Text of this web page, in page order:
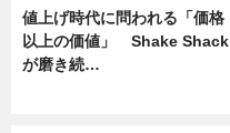
値上げ時代に問われる「価格
以上の価値」 Shake Shack
が磨き続…